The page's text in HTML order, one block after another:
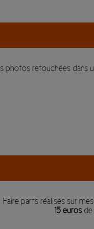
photos retouchées dans
Faire parts réalisés sur
15 euros